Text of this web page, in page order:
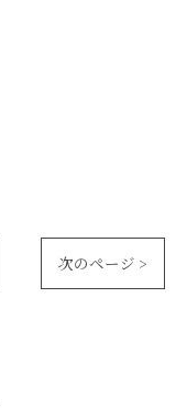
次のページ >